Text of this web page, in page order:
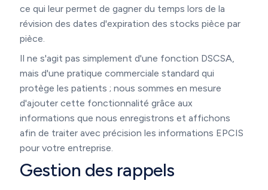
ce qui leur permet de gagner du temps lors de la
révision des dates d'expiration des stocks pièce par
pièce.
Il ne s'agit pas simplement d'une fonction DSCSA,
mais d'une pratique commerciale standard qui
protège les patients ; nous sommes en mesure
d'ajouter cette fonctionnalité grâce aux
informations que nous enregistrons et affichons
afin de traiter avec précision les informations EPCIS
pour votre entreprise.
Gestion des rappels